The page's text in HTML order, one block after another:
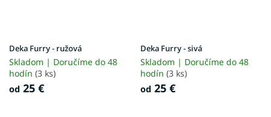
Deka Furry - ružová
Skladom | Doručíme do 48
hodín (3 ks)
od 25 €
Deka Furry - sivá
Skladom | Doručíme do 48
hodín (3 ks)
od 25 €